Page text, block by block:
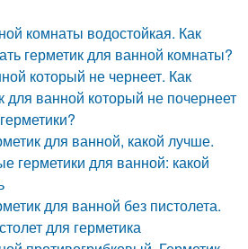
комнаты водостойкая. Как
герметик для ванной комнаты?
который не чернеет. Как
для ванной который не почернеет
для ванной, какой лучше.
герметики для ванной: какой
для ванной без пистолета.
для герметика